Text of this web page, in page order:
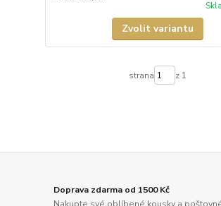
Zvolit variantu
strana z 1
Doprava zdarma od 1500 Kč
Nakupte své oblíbené kousky a